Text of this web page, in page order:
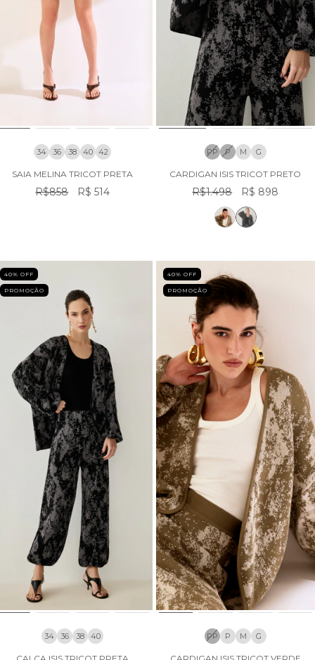
34 36 38 40 42
SAIA MELINA TRICOT PRETA
R$858 R$ 514
PP P M G
CARDIGAN ISIS TRICOT PRETO
R$1.498 R$ 898
40% OFF
PROMOÇÃO
34 36 38 40
40% OFF
PROMOÇÃO
PP P M G